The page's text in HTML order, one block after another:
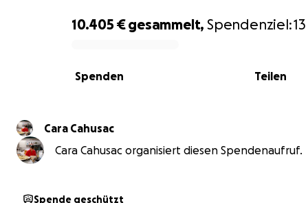
0% complete
10.405 € gesammelt, Spendenziel:
Teilen
Spenden
Cara Cahusac
Cara Cahusac organisiert diesen Spendenaufruf.
Spende geschützt